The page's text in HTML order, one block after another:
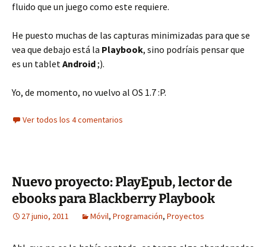
fluido que un juego como este requiere.
He puesto muchas de las capturas minimizadas para que se
vea que debajo está la Playbook, sino podríais pensar que
es un tabletAndroid;).
Yo, de momento, no vuelvo al OS 1.7 :P.
Ver todos los 4 comentarios
Nuevo proyecto: PlayEpub, lector de
ebooks para Blackberry Playbook
27 junio, 2011 Móvil, Programación, Proyectos